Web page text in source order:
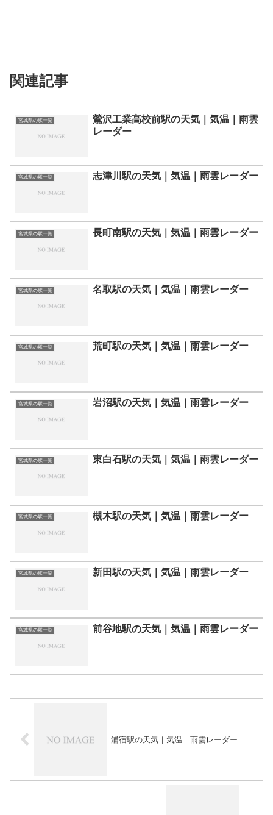
関連記事
宮城県の駅一覧
鶯沢工業高校前駅の天気｜気温｜雨雲
レーダー
宮城県の駅一覧 志津川駅の天気｜気温｜雨雲レーダー
宮城県の駅一覧 長町南駅の天気｜気温｜雨雲レーダー
宮城県の駅一覧 名取駅の天気｜気温｜雨雲レーダー
宮城県の駅一覧 荒町駅の天気｜気温｜雨雲レーダー
宮城県の駅一覧 岩沼駅の天気｜気温｜雨雲レーダー
宮城県の駅一覧 東白石駅の天気｜気温｜雨雲レーダー
宮城県の駅一覧 槻木駅の天気｜気温｜雨雲レーダー
宮城県の駅一覧 新田駅の天気｜気温｜雨雲レーダー
宮城県の駅一覧 前谷地駅の天気｜気温｜雨雲レーダー
浦宿駅の天気｜気温｜雨雲レーダー